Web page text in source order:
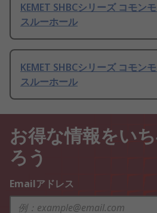
KEMET SHBCシリーズ コモン
スルーホール
KEMET SHBCシリーズ コモン
スルーホール
お得な情報をい
ろう
Emailアドレス